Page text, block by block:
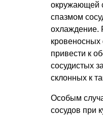
окружающей
спазмом
охлаждение.
кровеносных
привести к
сосудистых
склонных к
Особым
сосудов при